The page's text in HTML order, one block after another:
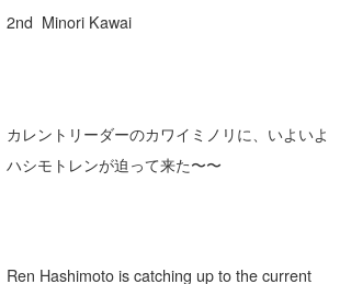
2nd Minori Kawai
カレントリーダーのカワイミノリに、いよいよ
ハシモトレンが迫って来た〜〜
Ren Hashimoto is catching up to the current